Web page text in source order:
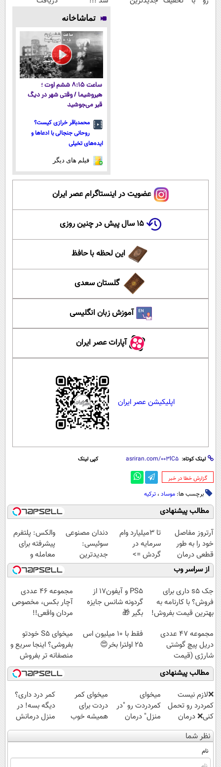
تماشاخانه
ساعت ۸:۱۵ ششم اوت ؛
هیروشیما / وقتی شهر در دیگ
قیر می‌جوشید
محمدباقر خرازی کیست؟
روحانی جنجالی با ادعاها و
ایده‌های تخیلی
فیلم های دیگر
عضویت در اینستاگرام عصر ایران
۱۵ سال پیش در چنین روزی
این لحظه با حافظ
گلستان سعدی
آموزش زبان انگلیسی
آپارات عصر ایران
اپلیکیشن عصر ایران
لینک کوتاه: کپی لینک
‌گزارش خطا در خبر
برچسب ها: موساد ، ترکیه
مطالب پیشنهادی
آرتروز مفاصل
خود را به طور
قطعی درمان
کنید!
◗پرسش‌نامه◖
تا 3میلیارد وام
سرمایه در
گردش =>
فروشگاهت رو
ثبت کن
دندان مصنوعی
سوئیسی:
جدیدترین
فناوری اروپا،
سبک و مقاوم |
پرداخت قسطی
والکس: پلتفرم
پیشرفته برای
معامله و
سرمایه‌گذاری
ایمن
از سراسر وب
جک s5 داری برای
فروش؟ با کارنامه به
بهترین قیمت بفروش!
PS5 و آیفون17 از
گردونه شانس جایزه
بگیر 🎁
مجموعه ۴۶ عددی
آچار بکس، مخصوص
مردان واقعی!!
فوق‌العاده)
مجموعه 47 عددی
دریل پیچ گوشتی
شارژی (قیمت
باورنکردنی!!)
فقط با 10 میلیون اس
25 اولترا بخر😍
میخوای S5 خودتو
بفروشی؟ اینجا سریع و
منصفانه تر بفروش
مطالب پیشنهادی
❌لازم نیست
کمردرد رو تحمل
کنی❌ درمان
بدون جراحی و
قرص
(پرسشنامه)
میخوای
کمردردت رو "در
منزل" درمان
کنی؟ (◂فیلم +
◂پرسش‌نامه)
میخوای کمر
دردت برای
همیشه خوب
شه؟ ◀
پرسش‌نامه رو پر
کمر درد داری؟
دیگه بسه! در
منزل درمانش
کن
(◀پرسش‌نامه)
نظر شما
نام